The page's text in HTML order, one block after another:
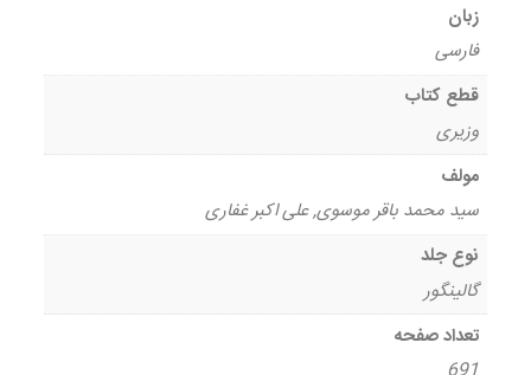
زبان
فارسی
قطع کتاب
وزیری
مولف
سید محمد باقر موسوی, علی اکبر غفاری
نوع جلد
گالینگور
تعداد صفحه